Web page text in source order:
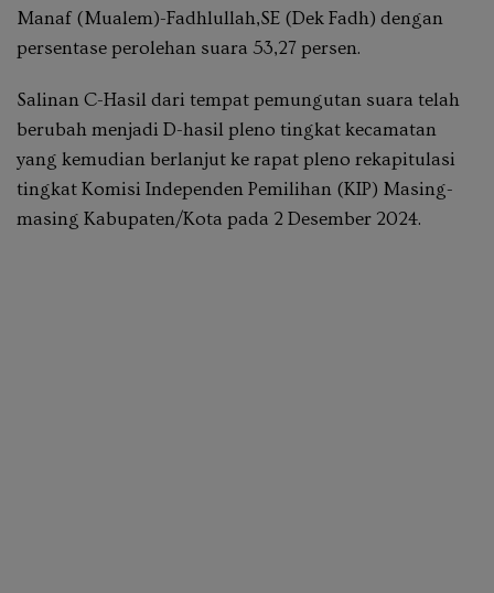
Manaf (Mualem)-Fadhlullah,SE (Dek Fadh) dengan
persentase perolehan suara 53,27 persen.
Salinan C-Hasil dari tempat pemungutan suara telah
berubah menjadi D-hasil pleno tingkat kecamatan
yang kemudian berlanjut ke rapat pleno rekapitulasi
tingkat Komisi Independen Pemilihan (KIP) Masing-
masing Kabupaten/Kota pada 2 Desember 2024.